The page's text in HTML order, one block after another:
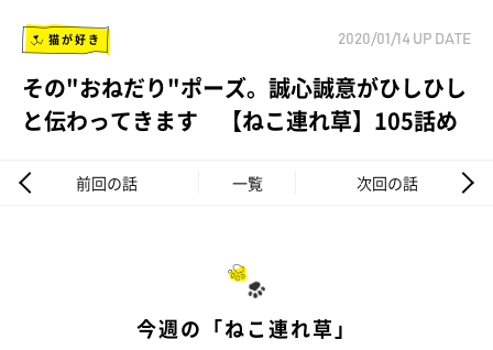
猫が好き 2020/01/14 UP DATE
その"おねだり"ポーズ。誠心誠意がひしひし
と伝わってきます 【ねこ連れ草】105話め
前回の話 一覧 次回の話
今週の「ねこ連れ草」